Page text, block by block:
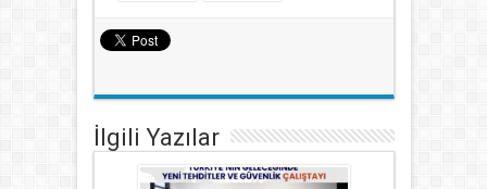
İlgili Yazılar